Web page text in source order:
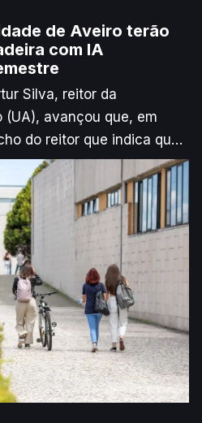
de Aveiro terão
com IA
Silva, reitor da
(UA), avançou que, em
do reitor que indica que,
unidades curriculares de
a ter Inteligência
do próximo ano letivo.
o objetivo é que
[que] passe pela UA
e fazer bem algo usando